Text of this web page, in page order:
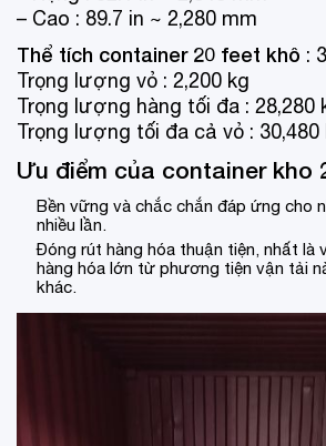
– Cao : 89.7 in ~ 2,280 mm
Thể tích container 20 feet khô :
Trọng lượng vỏ : 2,200 kg
Trọng lượng hàng tối đa : 28,280
Trọng lượng tối đa cả vỏ : 30,480
Ưu điểm của container kho
Bền vững và chắc chắn đáp ứng cho
nhiều lần.
Đóng rút hàng hóa thuận tiện, nhất là
hàng hóa lớn từ phương tiện vận tải
khác.